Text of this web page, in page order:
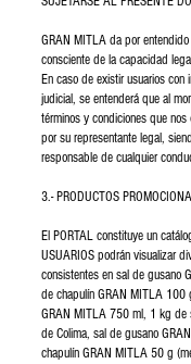
GRAN MITLA da por
consciente de la capacidad
En caso de existir usuarios con
judicial, se entenderá que al
términos y condiciones que
por su representante legal,
responsable de cualquier
3.- PRODUCTOS
El PORTAL constituye un
USUARIOS podrán visualizar
consistentes en sal de gusano
de chapulín GRAN MITLA 100
GRAN MITLA 750 ml, 1 kg de
de Colima, sal de gusano
chapulín GRAN MITLA 50 g